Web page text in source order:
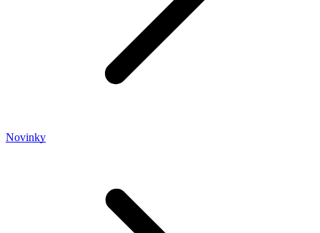
Novinky